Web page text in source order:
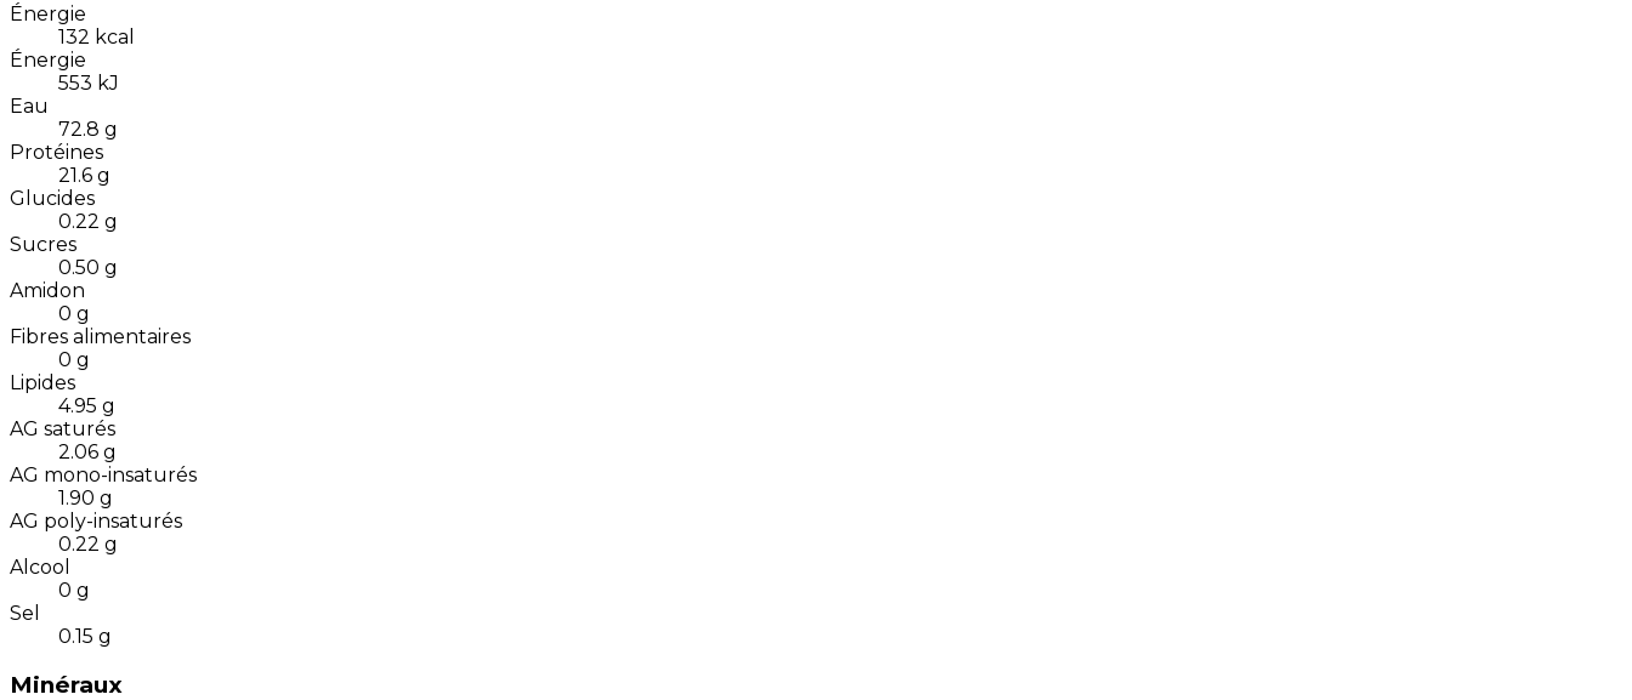
Énergie
132 kcal
Énergie
553 kJ
Eau
72.8 g
Protéines
21.6 g
Glucides
0.22 g
Sucres
0.50 g
Amidon
0 g
Fibres alimentaires
0 g
Lipides
4.95 g
AG saturés
2.06 g
AG mono-insaturés
1.90 g
AG poly-insaturés
0.22 g
Alcool
0 g
Sel
0.15 g
Minéraux